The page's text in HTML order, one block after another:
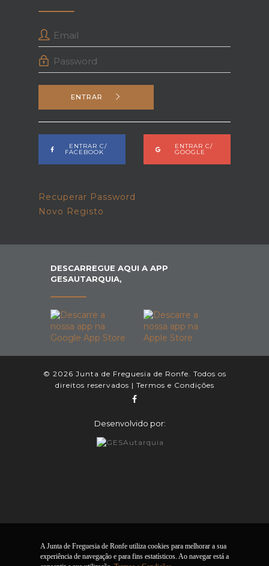
ENTRAR
ENTRAR C/
FACEBOOK
ENTRAR C/
GOOGLE
Recuperar Password
Novo Registo
DESCARREGUE AQUI A APP
GESAUTARQUIA,
© 2026 Junta de Freguesia de Ronfe. Todos os
direitos reservados | Termos e Condições
Desenvolvido por:
A Junta de Freguesia de Ronfe utiliza cookies para melhorar a sua
experiência de navegação e para fins estatísticos. Ao navegar está a